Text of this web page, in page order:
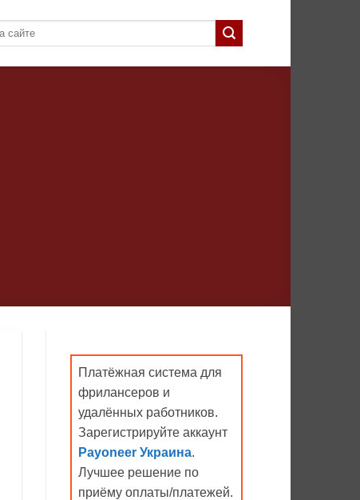
Платёжная система для
фрилансеров и
удалённых работников.
Зарегистрируйте аккаунт
Payoneer Украина.
Лучшее решение по
приёму оплаты/платежей.